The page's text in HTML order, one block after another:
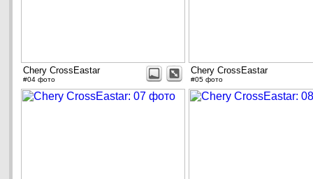
Chery CrossEastar
#04 фото
Chery CrossEastar
#05 фото